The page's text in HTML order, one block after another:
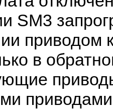
SM3
приводом
в